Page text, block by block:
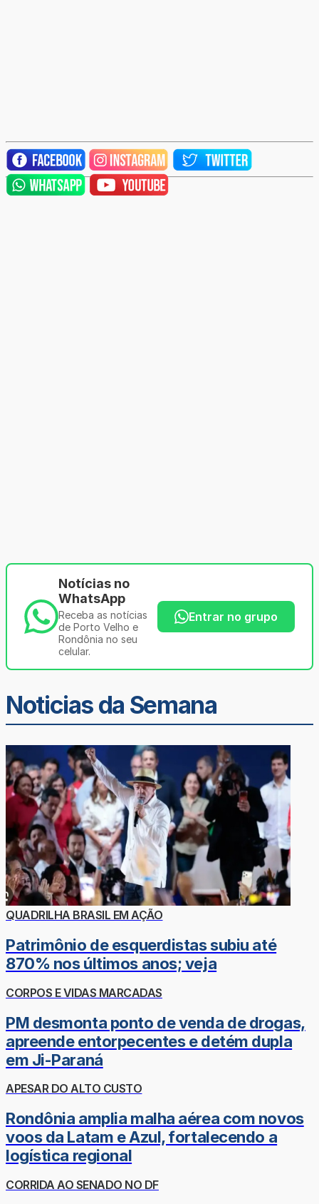
Notícias no
WhatsApp
Receba as notícias
de Porto Velho e
Rondônia no seu
celular.
Entrar no grupo
Noticias da Semana
QUADRILHA BRASIL EM AÇÃO
Patrimônio de esquerdistas subiu até
870% nos últimos anos; veja
CORPOS E VIDAS MARCADAS
PM desmonta ponto de venda de drogas,
apreende entorpecentes e detém dupla
em Ji-Paraná
APESAR DO ALTO CUSTO
Rondônia amplia malha aérea com novos
voos da Latam e Azul, fortalecendo a
logística regional
CORRIDA AO SENADO NO DF